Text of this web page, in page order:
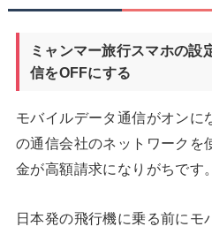
ミャンマー旅行スマホの
信をOFFにする
モバイルデータ通信がオンに
の通信会社のネットワークを
金が高額請求になりがちです。
日本発の飛行機に乗る前にモ